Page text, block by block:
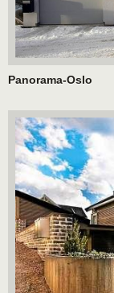
Panorama-Oslo